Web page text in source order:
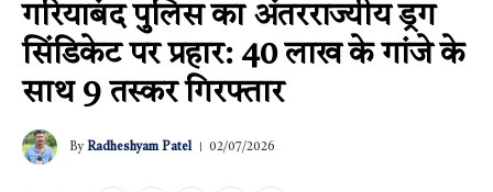
गरियाबंद पुलिस का अंतरराज्यीय ड्रग
सिंडिकेट पर प्रहार: 40 लाख के गांजे के
साथ 9 तस्कर गिरफ्तार
By Radheshyam Patel 02/07/2026